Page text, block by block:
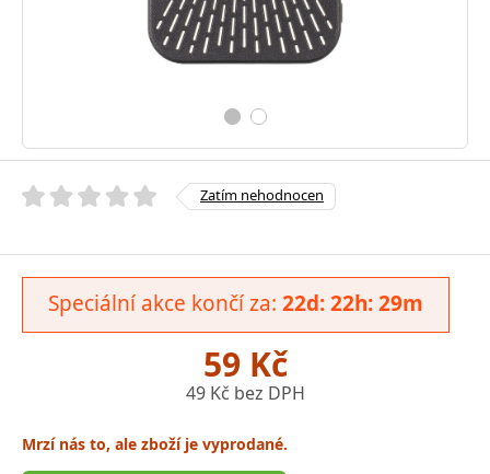
Zatím nehodnocen
Speciální akce končí za: 22d: 22h: 29m
59 Kč
49 Kč bez DPH
Mrzí nás to, ale zboží je vyprodané.